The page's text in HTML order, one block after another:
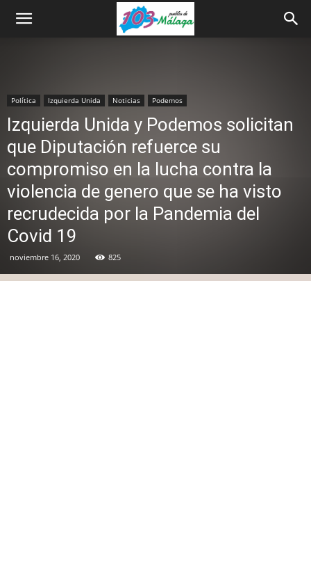
Política Izquierda Unida Noticias Podemos
Izquierda Unida y Podemos solicitan
que Diputación refuerce su
compromiso en la lucha contra la
violencia de genero que se ha visto
recrudecida por la Pandemia del
Covid 19
noviembre 16, 2020 825